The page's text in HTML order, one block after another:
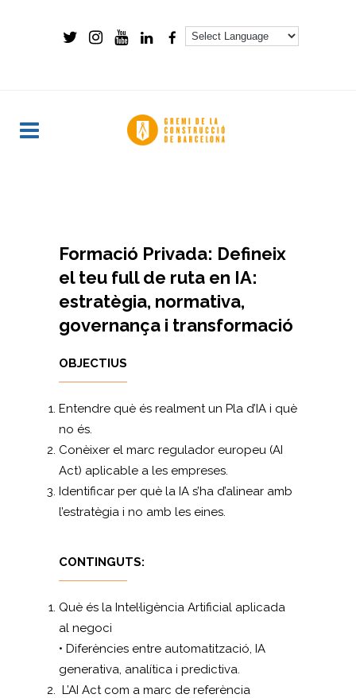
Formació Privada: Defineix
el teu full de ruta en IA:
estratègia, normativa,
governança i transformació
OBJECTIUS
Entendre què és realment un Pla d’IA i què
no és.
Conèixer el marc regulador europeu (AI
Act) aplicable a les empreses.
Identificar per què la IA s’ha d’alinear amb
l’estratègia i no amb les eines.
CONTINGUTS:
Què és la Intel·ligència Artificial aplicada
al negoci
• Diferències entre automatització, IA
generativa, analítica i predictiva.
L’AI Act com a marc de referència